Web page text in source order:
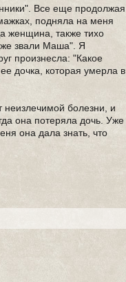
Все еще продолжая
подняла на меня
женщина, также тихо
звали Маша". Я
произнесла: "Какое
дочка, которая умерла в
болезни, и
она потеряла дочь. Уже
она дала знать, что